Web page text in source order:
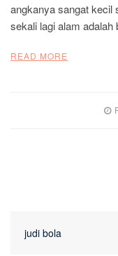
angkanya sangat kecil
sekali lagi alam adalah
READ MORE
judi bola